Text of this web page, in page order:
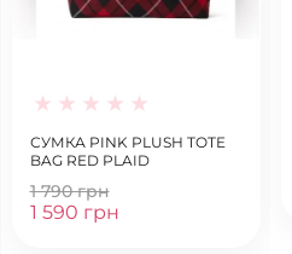
СУМКА PINK PLUSH TOTE
BAG RED PLAID
1 790 грн
1 590 грн